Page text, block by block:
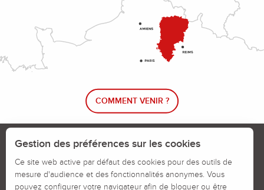
COMMENT VENIR ?
Le blog rando !
Calendrier des jours chassés
Signaler un problème sur un parcours
Gestion des préférences sur les cookies
Ce site web active par défaut des cookies pour des outils de
mesure d'audience et des fonctionnalités anonymes. Vous
pouvez configurer votre navigateur afin de bloquer ou être